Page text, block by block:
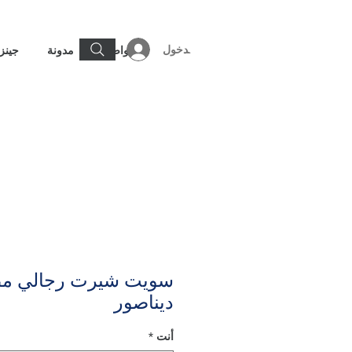
جينز مدونة تواصل تسجيل الدخول
سويت شيرت رجالي
ديناصور
أنت *